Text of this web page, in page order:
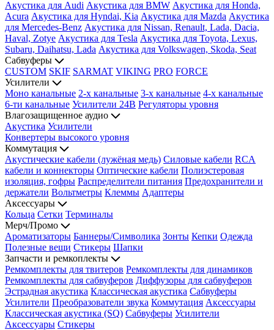
Акустика для Audi Акустика для BMW Акустика для Honda,
Acura Акустика для Hyndai, Kia Акустика для Mazda Акустика
для Mercedes-Benz Акустика для Nissan, Renault, Lada, Dacia,
Haval, Zotye Акустика для Tesla Акустика для Toyota, Lexus,
Subaru, Daihatsu, Lada Акустика для Volkswagen, Skoda, Seat
Сабвуферы
CUSTOM SKIF SARMAT VIKING PRO FORCE
Усилители
Моно канальные 2-х канальные 3-х канальные 4-х канальные
6-ти канальные Усилители 24В Регуляторы уровня
Влагозащищенное аудио
Акустика Усилители
Конвертеры высокого уровня
Коммутация
Акустические кабели (лужёная медь) Силовые кабели RCA
кабели и коннекторы Оптические кабели Полиэстеровая
изоляция, гофры Распределители питания Предохранители и
держатели Вольтметры Клеммы Адаптеры
Аксессуары
Кольца Сетки Терминалы
Мерч/Промо
Ароматизаторы Баннеры/Символика Зонты Кепки Одежда
Полезные вещи Стикеры Шапки
Запчасти и ремкоплекты
Ремкомплекты для твитеров Ремкомплекты для динамиков
Ремкомплекты для сабвуферов Диффузоры для сабвуферов
Эстрадная акустика Классическая акустика Сабвуферы
Усилители Преобразователи звука Коммутация Аксессуары
Классическая акустика (SQ) Сабвуферы Усилители
Аксессуары Стикеры